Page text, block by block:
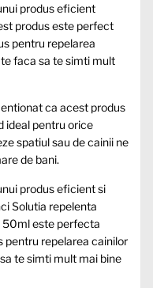
produs eficient
produs este perfect
pentru repelarea
faca sa te simti mult
ca acest produs
ideal pentru orice
spatiul sau de cainii ne
de bani.
produs eficient si
Solutia repelenta
50ml este perfecta
pentru repelarea cainilor
te simti mult mai bine